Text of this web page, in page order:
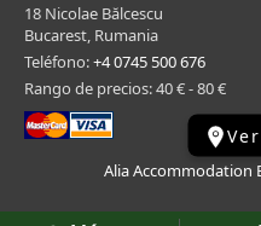
18 Nicolae Bălcescu
Bucarest, Rumania
Teléfono:+4 0745 500 676
Rango de precios: 40 € - 80 €
Alia Accommodation